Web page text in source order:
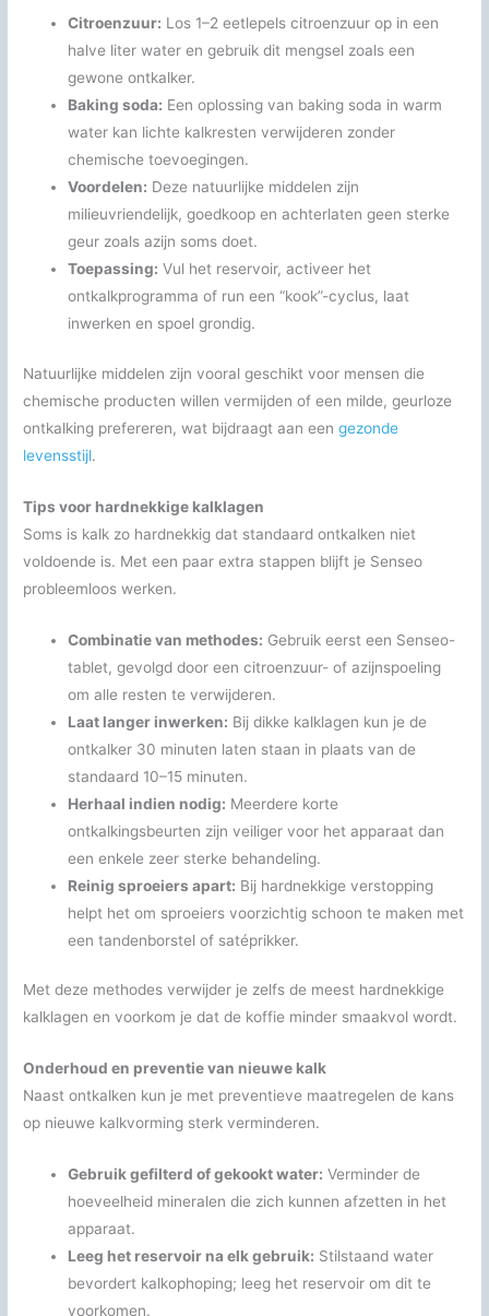
Citroenzuur: Los 1–2 eetlepels citroenzuur op in een
halve liter water en gebruik dit mengsel zoals een
gewone ontkalker.
Baking soda: Een oplossing van baking soda in warm
water kan lichte kalkresten verwijderen zonder
chemische toevoegingen.
Voordelen: Deze natuurlijke middelen zijn
milieuvriendelijk, goedkoop en achterlaten geen sterke
geur zoals azijn soms doet.
Toepassing: Vul het reservoir, activeer het
ontkalkprogramma of run een “kook”-cyclus, laat
inwerken en spoel grondig.
Natuurlijke middelen zijn vooral geschikt voor mensen die
chemische producten willen vermijden of een milde, geurloze
ontkalking prefereren, wat bijdraagt aan eengezonde
levensstijl.
Tips voor hardnekkige kalklagen
Soms is kalk zo hardnekkig dat standaard ontkalken niet
voldoende is. Met een paar extra stappen blijft je Senseo
probleemloos werken.
Combinatie van methodes: Gebruik eerst een Senseo-
tablet, gevolgd door een citroenzuur- of azijnspoeling
om alle resten te verwijderen.
Laat langer inwerken: Bij dikke kalklagen kun je de
ontkalker 30 minuten laten staan in plaats van de
standaard 10–15 minuten.
Herhaal indien nodig: Meerdere korte
ontkalkingsbeurten zijn veiliger voor het apparaat dan
een enkele zeer sterke behandeling.
Reinig sproeiers apart: Bij hardnekkige verstopping
helpt het om sproeiers voorzichtig schoon te maken met
een tandenborstel of satéprikker.
Met deze methodes verwijder je zelfs de meest hardnekkige
kalklagen en voorkom je dat de koffie minder smaakvol wordt.
Onderhoud en preventie van nieuwe kalk
Naast ontkalken kun je met preventieve maatregelen de kans
op nieuwe kalkvorming sterk verminderen.
Gebruik gefilterd of gekookt water: Verminder de
hoeveelheid mineralen die zich kunnen afzetten in het
apparaat.
Leeg het reservoir na elk gebruik: Stilstaand water
bevordert kalkophoping; leeg het reservoir om dit te
voorkomen.